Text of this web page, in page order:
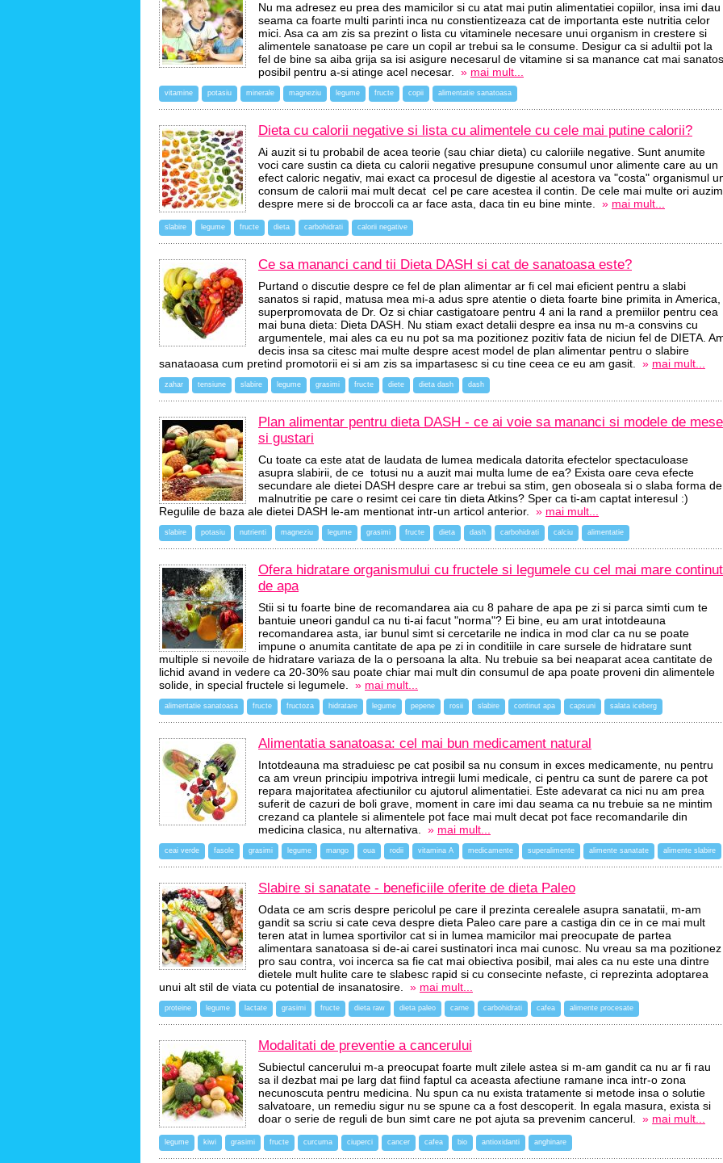
Nu ma adresez eu prea des mamicilor si cu atat mai putin alimentatiei copiilor, insa imi dau
seama ca foarte multi parinti inca nu constientizeaza cat de importanta este nutritia celor
mici. Asa ca am zis sa prezint o lista cu vitaminele necesare unui organism in crestere si
alimentele sanatoase pe care un copil ar trebui sa le consume. Desigur ca si adultii pot la
fel de bine sa aiba grija sa isi asigure necesarul de vitamine si sa manance cat mai sanatos
posibil pentru a-si atinge acel necesar. » mai mult...
vitamine potasiu minerale magneziu legume fructe copii alimentatie sanatoasa
Dieta cu calorii negative si lista cu alimentele cu cele mai putine calorii?
Ai auzit si tu probabil de acea teorie (sau chiar dieta) cu caloriile negative. Sunt anumite
voci care sustin ca dieta cu calorii negative presupune consumul unor alimente care au un
efect caloric negativ, mai exact ca procesul de digestie al acestora va "costa" organismul
consum de calorii mai mult decat cel pe care acestea il contin. De cele mai multe ori auzim
despre mere si de broccoli ca ar face asta, daca tin eu bine minte. » mai mult...
slabire legume fructe dieta carbohidrati calorii negative
Ce sa mananci cand tii Dieta DASH si cat de sanatoasa este?
Purtand o discutie despre ce fel de plan alimentar ar fi cel mai eficient pentru a slabi
sanatos si rapid, matusa mea mi-a adus spre atentie o dieta foarte bine primita in America,
superpromovata de Dr. Oz si chiar castigatoare pentru 4 ani la rand a premiilor pentru cea
mai buna dieta: Dieta DASH. Nu stiam exact detalii despre ea insa nu m-a consvins cu
argumentele, mai ales ca eu nu pot sa ma pozitionez pozitiv fata de niciun fel de DIETA.
decis insa sa citesc mai multe despre acest model de plan alimentar pentru o slabire
sanataoasa cum pretind promotorii ei si am zis sa impartasesc si cu tine ceea ce eu am gasit. » mai mult...
zahar tensiune slabire legume grasimi fructe diete dieta dash dash
Plan alimentar pentru dieta DASH - ce ai voie sa mananci si modele de mese
si gustari
Cu toate ca este atat de laudata de lumea medicala datorita efectelor spectaculoase
asupra slabirii, de ce totusi nu a auzit mai multa lume de ea? Exista oare ceva efecte
secundare ale dietei DASH despre care ar trebui sa stim, gen oboseala si o slaba forma de
malnutritie pe care o resimt cei care tin dieta Atkins? Sper ca ti-am captat interesul :)
Regulile de baza ale dietei DASH le-am mentionat intr-un articol anterior. » mai mult...
slabire potasiu nutrienti magneziu legume grasimi fructe dieta dash carbohidrati calciu alimentatie
Ofera hidratare organismului cu fructele si legumele cu cel mai mare continut
de apa
Stii si tu foarte bine de recomandarea aia cu 8 pahare de apa pe zi si parca simti cum te
bantuie uneori gandul ca nu ti-ai facut "norma"? Ei bine, eu am urat intotdeauna
recomandarea asta, iar bunul simt si cercetarile ne indica in mod clar ca nu se poate
impune o anumita cantitate de apa pe zi in conditiile in care sursele de hidratare sunt
multiple si nevoile de hidratare variaza de la o persoana la alta. Nu trebuie sa bei neaparat acea cantitate de
lichid avand in vedere ca 20-30% sau poate chiar mai mult din consumul de apa poate proveni din alimentele
solide, in special fructele si legumele. » mai mult...
alimentatie sanatoasa fructe fructoza hidratare legume pepene rosii slabire continut apa capsuni salata iceberg
Alimentatia sanatoasa: cel mai bun medicament natural
Intotdeauna ma straduiesc pe cat posibil sa nu consum in exces medicamente, nu pentru
ca am vreun principiu impotriva intregii lumi medicale, ci pentru ca sunt de parere ca pot
repara majoritatea afectiunilor cu ajutorul alimentatiei. Este adevarat ca nici nu am prea
suferit de cazuri de boli grave, moment in care imi dau seama ca nu trebuie sa ne mintim
crezand ca plantele si alimentele pot face mai mult decat pot face recomandarile din
medicina clasica, nu alternativa. » mai mult...
ceai verde fasole grasimi legume mango oua rodii vitamina A medicamente superalimente alimente sanatate alimente slabire
Slabire si sanatate - beneficiile oferite de dieta Paleo
Odata ce am scris despre pericolul pe care il prezinta cerealele asupra sanatatii, m-am
gandit sa scriu si cate ceva despre dieta Paleo care pare a castiga din ce in ce mai mult
teren atat in lumea sportivilor cat si in lumea mamicilor mai preocupate de partea
alimentara sanatoasa si de-ai carei sustinatori inca mai cunosc. Nu vreau sa ma pozitionez
pro sau contra, voi incerca sa fie cat mai obiectiva posibil, mai ales ca nu este una dintre
dietele mult hulite care te slabesc rapid si cu consecinte nefaste, ci reprezinta adoptarea
unui alt stil de viata cu potential de insanatosire. » mai mult...
proteine legume lactate grasimi fructe dieta raw dieta paleo carne carbohidrati cafea alimente procesate
Modalitati de preventie a cancerului
Subiectul cancerului m-a preocupat foarte mult zilele astea si m-am gandit ca nu ar fi rau
sa il dezbat mai pe larg dat fiind faptul ca aceasta afectiune ramane inca intr-o zona
necunoscuta pentru medicina. Nu spun ca nu exista tratamente si metode insa o solutie
salvatoare, un remediu sigur nu se spune ca a fost descoperit. In egala masura, exista si
doar o serie de reguli de bun simt care ne pot ajuta sa prevenim cancerul. » mai mult...
legume kiwi grasimi fructe curcuma ciuperci cancer cafea bio antioxidanti anghinare